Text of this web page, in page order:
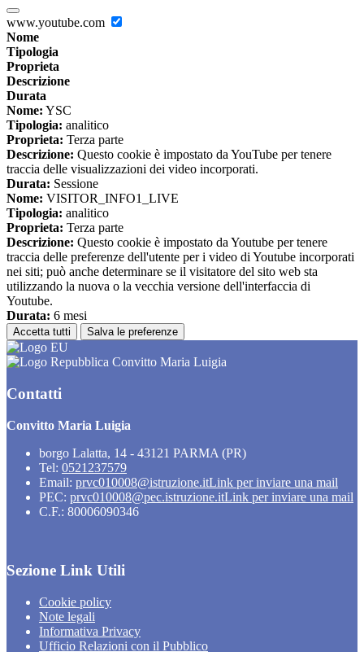
www.youtube.com
Nome
Tipologia
Proprieta
Descrizione
Durata
Nome: YSC
Tipologia: analitico
Proprieta: Terza parte
Descrizione: Questo cookie è impostato da YouTube per tenere
traccia delle visualizzazioni dei video incorporati.
Durata: Sessione
Nome: VISITOR_INFO1_LIVE
Tipologia: analitico
Proprieta: Terza parte
Descrizione: Questo cookie è impostato da Youtube per tenere
traccia delle preferenze dell'utente per i video di Youtube incorporati
nei siti; può anche determinare se il visitatore del sito web sta
utilizzando la nuova o la vecchia versione dell'interfaccia di
Youtube.
Durata: 6 mesi
Accetta tutti Salva le preferenze
Convitto Maria Luigia
Contatti
Convitto Maria Luigia
borgo Lalatta, 14 - 43121 PARMA (PR)
Tel: 0521237579
Email: prvc010008@istruzione.itLink per inviare una mail
PEC: prvc010008@pec.istruzione.itLink per inviare una mail
C.F.: 80006090346
Sezione Link Utili
Cookie policy
Note legali
Informativa Privacy
Ufficio Relazioni con il Pubblico